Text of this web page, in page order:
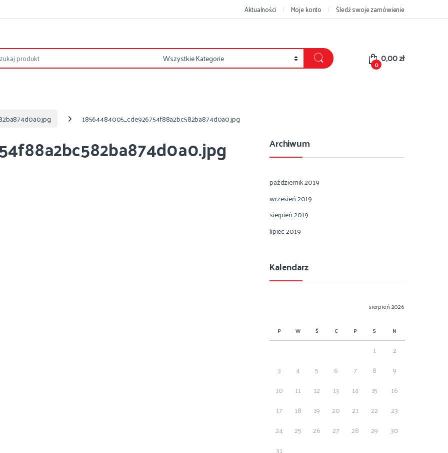
Aktualności Moje konto Śledź swoje zamówienie
0 0,00zł
18564484005_cde926754f88a2bc582ba874d0a0.jpg
Archiwum
październik 2019
wrzesień 2019
sierpień 2019
lipiec 2019
Kalendarz
sierpień 2026
P W Ś C P S N
1
2
3
4 5 6 7 8
9
10
11 12 13 14 15
16
17
18 19 20 21 22
23
24
25 26 27 28 29
30
31